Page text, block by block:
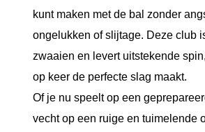
kunt maken met de bal zonder
ongelukken of slijtage. Deze club
zwaaien en levert uitstekende
op keer de perfecte slag maakt.
Of je nu speelt op een
vecht op een ruige en tuimelende